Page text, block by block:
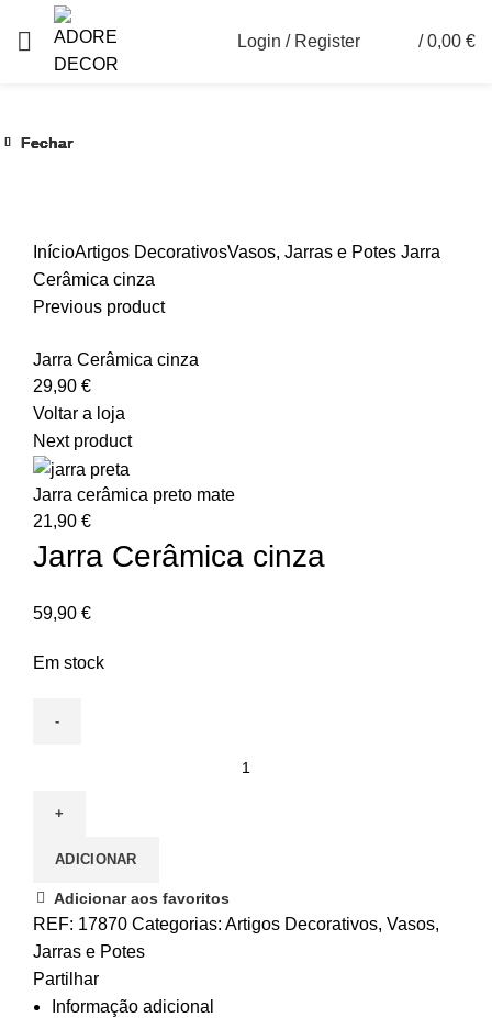
Login / Register / 0,00 €
InícioArtigos DecorativosVasos, Jarras e Potes Jarra
Cerâmica cinza
Previous product
Jarra Cerâmica cinza
29,90 €
Voltar a loja
Next product
Jarra cerâmica preto mate
21,90 €
Jarra Cerâmica cinza
59,90 €
Em stock
ADICIONAR
Adicionar aos favoritos
REF: 17870 Categorias: Artigos Decorativos, Vasos,
Jarras e Potes
Partilhar
Informação adicional
Fechar
Fechar
Fechar
Fechar
Fechar
Fechar